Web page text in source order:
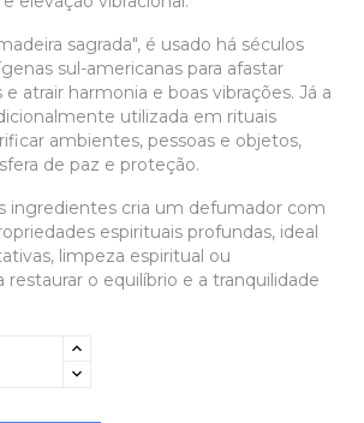
sagrada", é usado há séculos
sul-americanas para afastar
atrair harmonia e boas vibrações. Já a
utilizada em rituais
ambientes, pessoas e objetos,
de paz e proteção.
ingredientes cria um defumador com
espirituais profundas, ideal
limpeza espiritual ou
o equilíbrio e a tranquilidade